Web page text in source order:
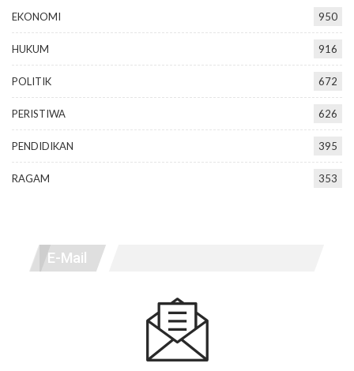
EKONOMI 950
HUKUM 916
POLITIK 672
PERISTIWA 626
PENDIDIKAN 395
RAGAM 353
E-Mail